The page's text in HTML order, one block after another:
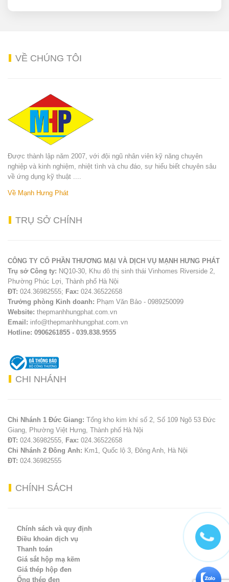
VỀ CHÚNG TÔI
Được thành lập năm 2007, với đội ngũ nhân viên kỹ năng chuyên
nghiệp và kinh nghiệm, nhiệt tình và chu đáo, sự hiểu biết chuyên sâu
về ứng dụng kỹ thuật ....
Về Mạnh Hưng Phát
TRỤ SỞ CHÍNH
CÔNG TY CỔ PHẦN THƯƠNG MẠI VÀ DỊCH VỤ MẠNH HƯNG PHÁT
Trụ sở Công ty: NQ10-30, Khu đô thị sinh thái Vinhomes Riverside 2,
Phường Phúc Lợi, Thành phố Hà Nội
ĐT: 024.36982555; Fax: 024.36522658
Trưởng phòng Kinh doanh: Phạm Văn Bảo - 0989250099
Website: thepmanhhungphat.com.vn
Email: info@thepmanhhungphat.com.vn
Hotline: 0906261855 - 039.838.9555
CHI NHÁNH
Chi Nhánh 1 Đức Giang: Tổng kho kim khí số 2, Số 109 Ngõ 53 Đức
Giang, Phường Việt Hưng, Thành phố Hà Nội
ĐT: 024.36982555, Fax: 024.36522658
Chi Nhánh 2 Đông Anh: Km1, Quốc lộ 3, Đông Anh, Hà Nội
ĐT: 024.36982555
CHÍNH SÁCH
Chính sách và quy định
Điều khoản dịch vụ
Thanh toán
Giá sắt hộp mạ kẽm
Giá thép hộp đen
Ống thép đen